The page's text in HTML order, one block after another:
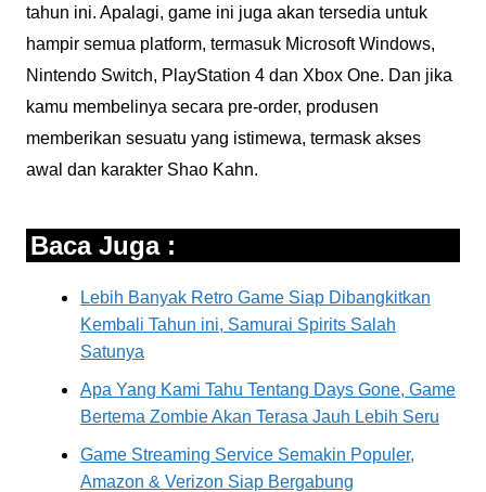
tahun ini. Apalagi, game ini juga akan tersedia untuk
hampir semua platform, termasuk Microsoft Windows,
Nintendo Switch, PlayStation 4 dan Xbox One. Dan jika
kamu membelinya secara pre-order, produsen
memberikan sesuatu yang istimewa, termask akses
awal dan karakter Shao Kahn.
Baca Juga :
Lebih Banyak Retro Game Siap Dibangkitkan
Kembali Tahun ini, Samurai Spirits Salah
Satunya
Apa Yang Kami Tahu Tentang Days Gone, Game
Bertema Zombie Akan Terasa Jauh Lebih Seru
Game Streaming Service Semakin Populer,
Amazon & Verizon Siap Bergabung